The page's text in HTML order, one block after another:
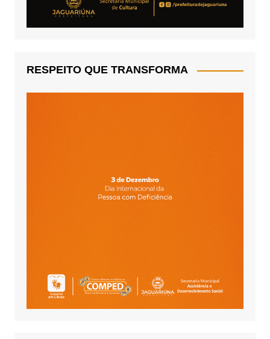
RESPEITO QUE TRANSFORMA